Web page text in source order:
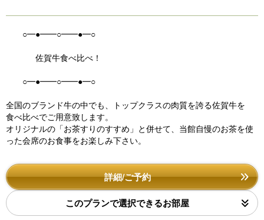
○━●━━○━━●━○
佐賀牛食べ比べ！
○━●━━○━━●━○
全国のブランド牛の中でも、トップクラスの肉質を誇る佐賀牛を
食べ比べでご用意致します。
オリジナルの「お茶すりのすすめ」と併せて、当館自慢のお茶を使
った会席のお食事をお楽しみ下さい。
詳細/ご予約
このプランで選択できるお部屋